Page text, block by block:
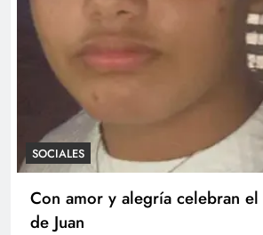
SOCIALES
Con amor y alegría celebran el
de Juan